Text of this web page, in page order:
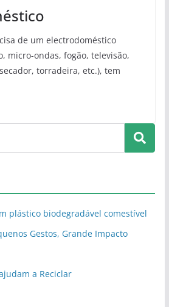
de um electrodoméstico
micro-ondas, fogão, televisão,
torradeira, etc.), tem
plástico biodegradável comestível
Gestos, Grande Impacto
a Reciclar